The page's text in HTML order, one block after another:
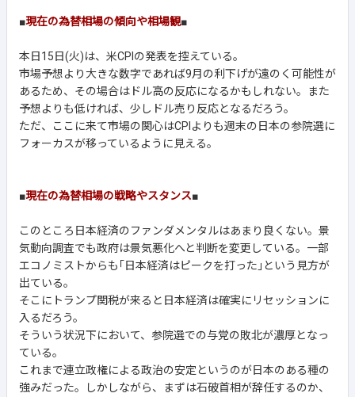
■現在の為替相場の傾向や相場観■
本日15日(火)は、米CPIの発表を控えている。
市場予想より大きな数字であれば9月の利下げが遠のく可能性が
あるため、その場合はドル高の反応になるかもしれない。また
予想よりも低ければ、少しドル売り反応となるだろう。
ただ、ここに来て市場の関心はCPIよりも週末の日本の参院選に
フォーカスが移っているように見える。
■現在の為替相場の戦略やスタンス■
このところ日本経済のファンダメンタルはあまり良くない。景
気動向調査でも政府は景気悪化へと判断を変更している。一部
エコノミストからも｢日本経済はピークを打った｣という見方が
出ている。
そこにトランプ関税が来ると日本経済は確実にリセッションに
入るだろう。
そういう状況下において、参院選での与党の敗北が濃厚となっ
ている。
これまで連立政権による政治の安定というのが日本のある種の
強みだった。しかしながら、まずは石破首相が辞任するのか、